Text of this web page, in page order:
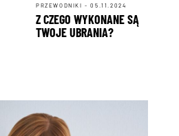
PRZEWODNIKI - 05.11.2024
Z CZEGO WYKONANE SĄ
TWOJE UBRANIA?